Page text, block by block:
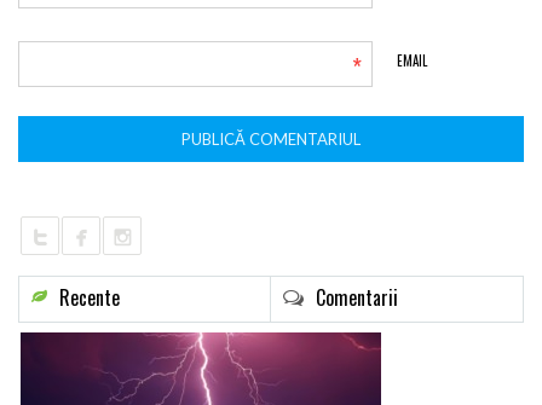
EMAIL
*
Recente Comentarii